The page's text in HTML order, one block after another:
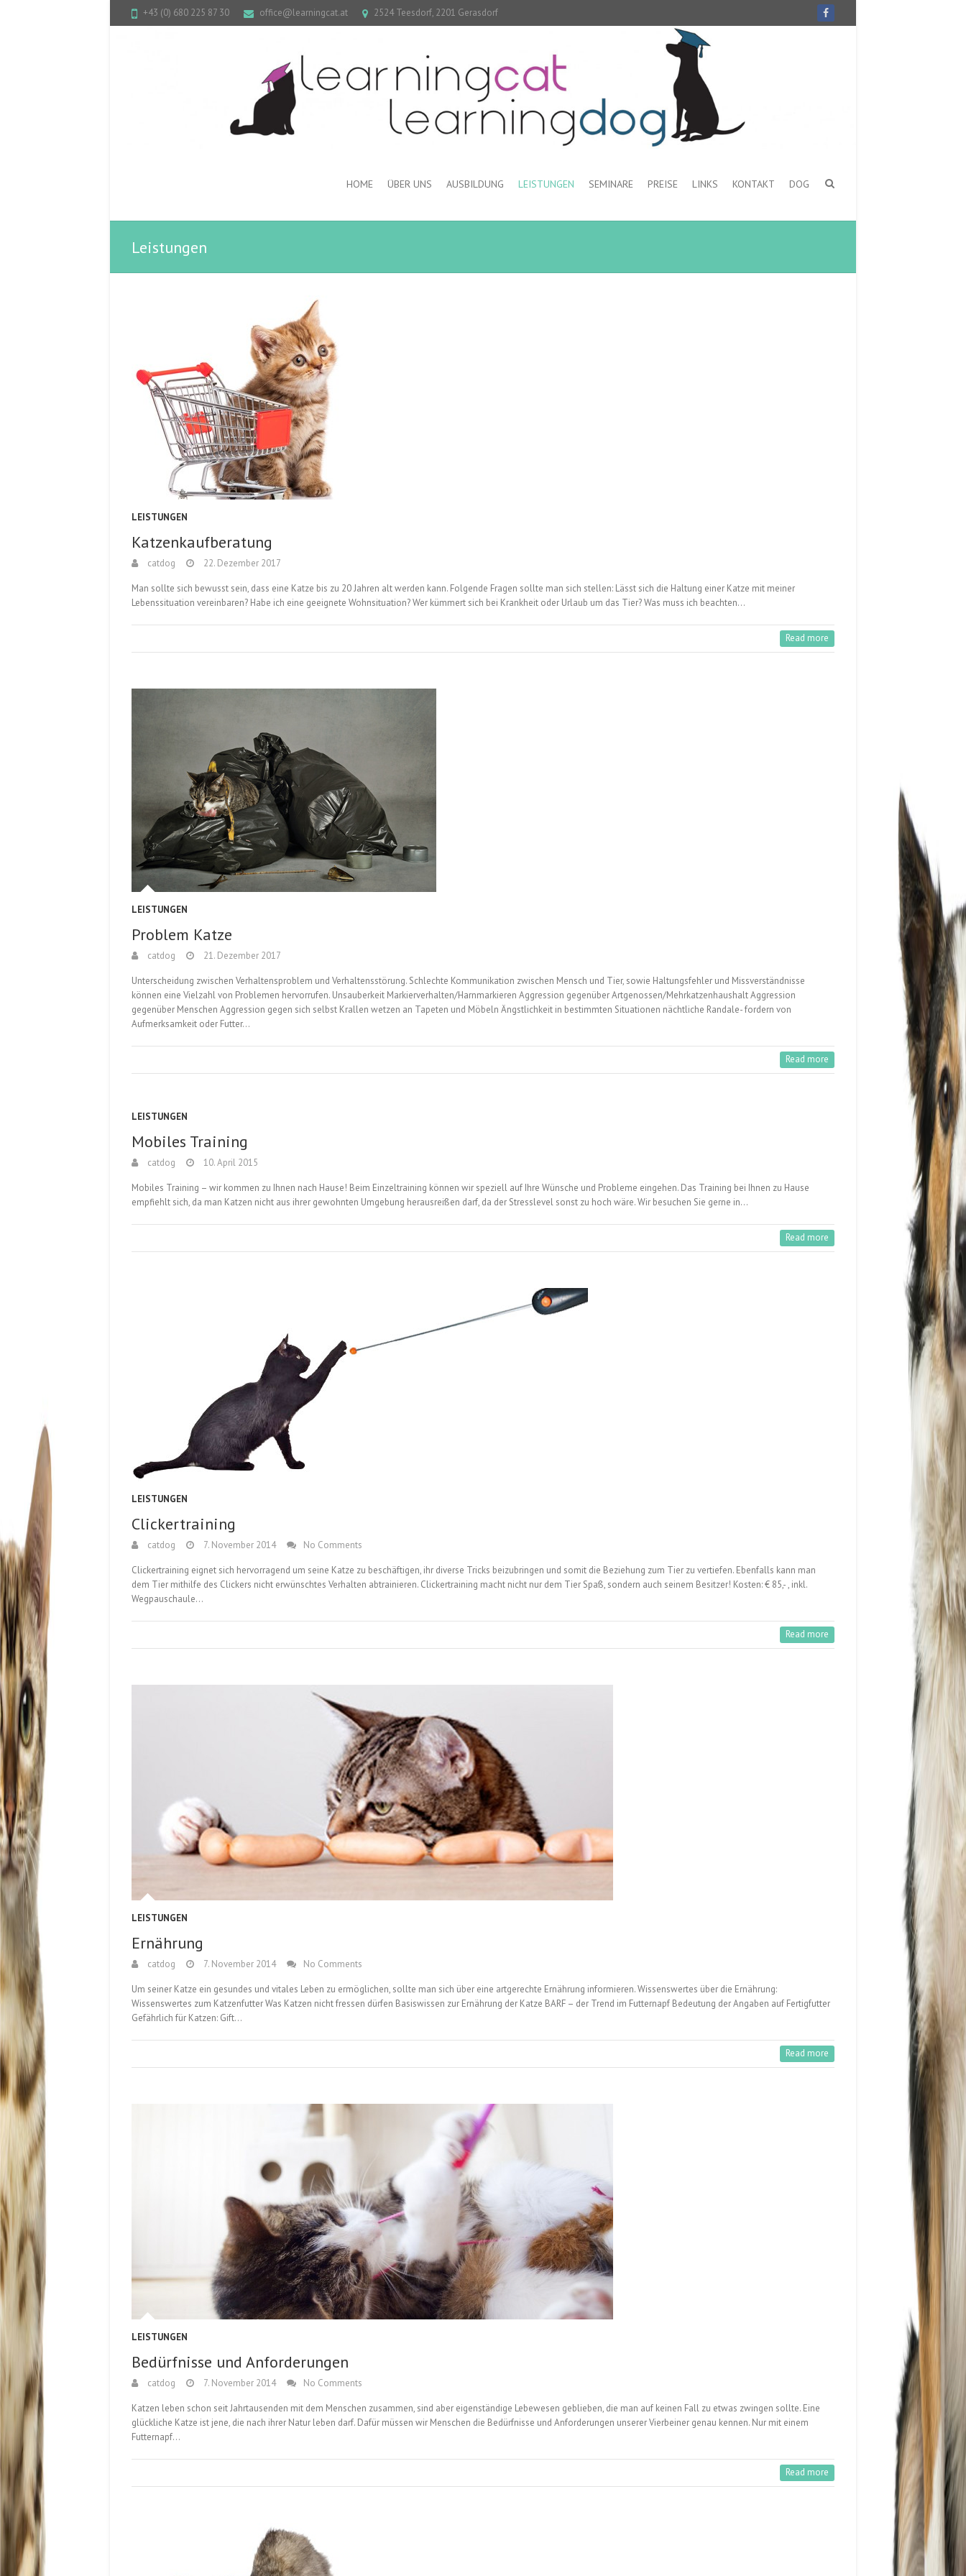
+43 (0) 680 225 87 30 office@learningcat.at 2524 Teesdorf, 2201 Gerasdorf
HOME ÜBER UNS AUSBILDUNG LEISTUNGEN SEMINARE PREISE LINKS KONTAKT DOG
Leistungen
LEISTUNGEN
Katzenkaufberatung
catdog 22. Dezember 2017
Man sollte sich bewusst sein, dass eine Katze bis zu 20 Jahren alt werden kann. Folgende Fragen sollte man sich stellen: Lässt sich die Haltung einer Katze mit meiner
Lebenssituation vereinbaren? Habe ich eine geeignete Wohnsituation? Wer kümmert sich bei Krankheit oder Urlaub um das Tier? Was muss ich beachten…
Read more
LEISTUNGEN
Problem Katze
catdog 21. Dezember 2017
Unterscheidung zwischen Verhaltensproblem und Verhaltensstörung. Schlechte Kommunikation zwischen Mensch und Tier, sowie Haltungsfehler und Missverständnisse
können eine Vielzahl von Problemen hervorrufen. Unsauberkeit Markierverhalten/Harnmarkieren Aggression gegenüber Artgenossen/Mehrkatzenhaushalt Aggression
gegenüber Menschen Aggression gegen sich selbst Krallen wetzen an Tapeten und Möbeln Ängstlichkeit in bestimmten Situationen nächtliche Randale- fordern von
Aufmerksamkeit oder Futter…
Read more
LEISTUNGEN
Mobiles Training
catdog 10. April 2015
Mobiles Training – wir kommen zu Ihnen nach Hause! Beim Einzeltraining können wir speziell auf Ihre Wünsche und Probleme eingehen. Das Training bei Ihnen zu Hause
empfiehlt sich, da man Katzen nicht aus ihrer gewohnten Umgebung herausreißen darf, da der Stresslevel sonst zu hoch wäre. Wir besuchen Sie gerne in…
Read more
LEISTUNGEN
Clickertraining
catdog 7. November 2014 No Comments
Clickertraining eignet sich hervorragend um seine Katze zu beschäftigen, ihr diverse Tricks beizubringen und somit die Beziehung zum Tier zu vertiefen. Ebenfalls kann man
dem Tier mithilfe des Clickers nicht erwünschtes Verhalten abtrainieren. Clickertraining macht nicht nur dem Tier Spaß, sondern auch seinem Besitzer! Kosten: € 85,- , inkl.
Wegpauschaule…
Read more
LEISTUNGEN
Ernährung
catdog 7. November 2014 No Comments
Um seiner Katze ein gesundes und vitales Leben zu ermöglichen, sollte man sich über eine artgerechte Ernährung informieren. Wissenswertes über die Ernährung:
Wissenswertes zum Katzenfutter Was Katzen nicht fressen dürfen Basiswissen zur Ernährung der Katze BARF – der Trend im Futternapf Bedeutung der Angaben auf Fertigfutter
Gefährlich für Katzen: Gift…
Read more
LEISTUNGEN
Bedürfnisse und Anforderungen
catdog 7. November 2014 No Comments
Katzen leben schon seit Jahrtausenden mit dem Menschen zusammen, sind aber eigenständige Lebewesen geblieben, die man auf keinen Fall zu etwas zwingen sollte. Eine
glückliche Katze ist jene, die nach ihrer Natur leben darf. Dafür müssen wir Menschen die Bedürfnisse und Anforderungen unserer Vierbeiner genau kennen. Nur mit einem
Futternapf…
Read more